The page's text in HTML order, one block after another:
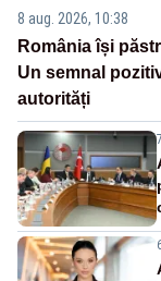
8 aug. 2026, 10:38
România își
Un semnal
autorități